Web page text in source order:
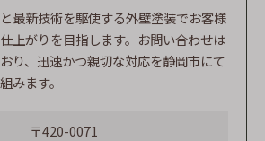
最新技術を駆使する外壁塗装でお客様
上がりを目指します。お問い合わせは
り、迅速かつ親切な対応を静岡市にて
みます。
〒420-0071